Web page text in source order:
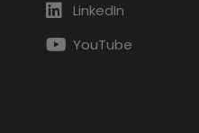
LinkedIn
YouTube